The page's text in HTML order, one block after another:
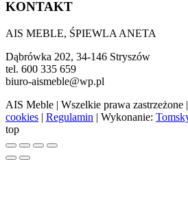
KONTAKT
AIS MEBLE, ŚPIEWLA ANETA
Dąbrówka 202, 34-146 Stryszów
tel. 600 335 659
biuro-aismeble@wp.pl
AIS Meble | Wszelkie prawa zastrzeżone |
cookies | Regulamin | Wykonanie:
top